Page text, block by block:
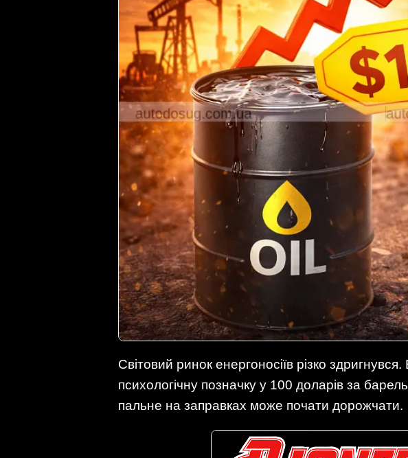
Світовий ринок енергоносіїв різко
психологічну позначку у 100 доларів за
пальне на заправках може почати дорожчати.